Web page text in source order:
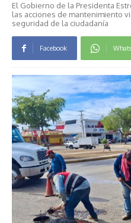
El Gobierno de la Presidenta
las acciones de mantenimiento
seguridad de la ciudadanía
Facebook